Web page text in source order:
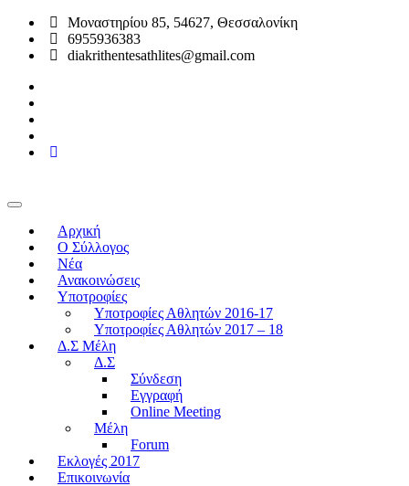
Μοναστηρίου 85, 54627, Θεσσαλονίκη
6955936383
diakrithentesathlites@gmail.com
Αρχική
O Σύλλογος
Νέα
Ανακοινώσεις
Υποτροφίες
Υποτροφίες Αθλητών 2016-17
Υποτροφίες Αθλητών 2017 – 18
Δ.Σ Μέλη
Δ.Σ
Σύνδεση
Εγγραφή
Online Meeting
Μέλη
Forum
Εκλογές 2017
Επικοινωνία